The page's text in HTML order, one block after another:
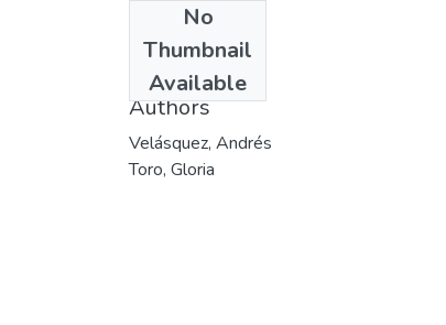
No
Thumbnail
Available
2003-10-30
Authors
Velásquez, Andrés
Toro, Gloria